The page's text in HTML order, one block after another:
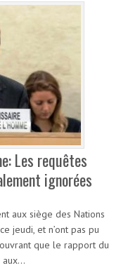
Les requêtes
ignorées
aux siège des Nations
jeudi, et n’ont pas pu
que le rapport du
aux…